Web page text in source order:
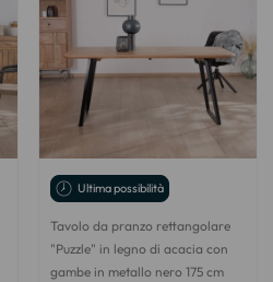
Ultima possibilità
Tavolo da pranzo rettangolare
"Puzzle" in legno di acacia con
gambe in metallo nero 175 cm